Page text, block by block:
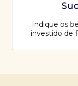
Indique os
investido de